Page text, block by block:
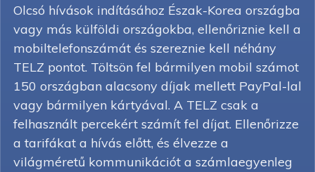
Olcsó hívások indításához Észak-Korea országba
vagy más külföldi országokba, ellenőriznie kell a
mobiltelefonszámát és szereznie kell néhány
TELZ pontot. Töltsön fel bármilyen mobil számot
150 országban alacsony díjak mellett PayPal-lal
vagy bármilyen kártyával. A TELZ csak a
felhasznált percekért számít fel díjat. Ellenőrizze
a tarifákat a hívás előtt, és élvezze a
világméretű kommunikációt a számlaegyenleg